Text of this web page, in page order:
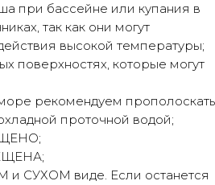
при бассейне или купания в
так как они могут
высокой температуры;
поверхностях, которые могут
рекомендуем прополоскать
проточной водой;
и СУХОМ виде. Если останется